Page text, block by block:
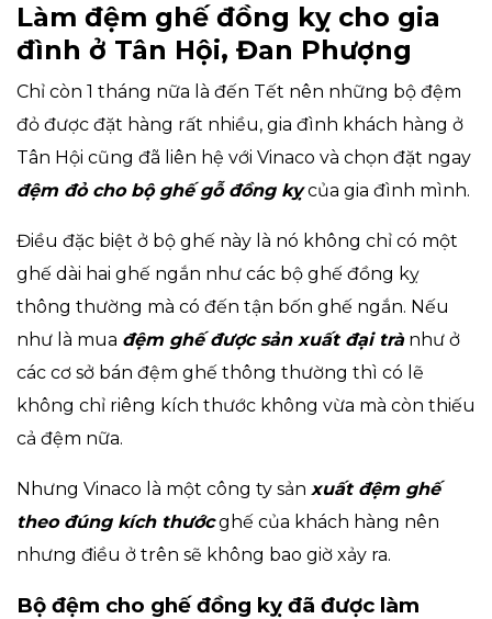
Làm đệm ghế đồng kỵ cho gia
đình ở Tân Hội, Đan Phượng
Chỉ còn 1 tháng nữa là đến Tết nên những bộ đệm
đỏ được đặt hàng rất nhiều, gia đình khách hàng ở
Tân Hội cũng đã liên hệ với Vinaco và chọn đặt ngay
đệm đỏ cho bộ ghế gỗ đồng kỵcủa gia đình mình.
Điều đặc biệt ở bộ ghế này là nó không chỉ có một
ghế dài hai ghế ngắn như các bộ ghế đồng kỵ
thông thường mà có đến tận bốn ghế ngắn. Nếu
như là mua đệm ghế được sản xuất đại trà như ở
các cơ sở bán đệm ghế thông thường thì có lẽ
không chỉ riêng kích thước không vừa mà còn thiếu
cả đệm nữa.
Nhưng Vinaco là một công ty sản xuất đệm ghế
theo đúng kích thướcghế của khách hàng nên
nhưng điều ở trên sẽ không bao giờ xảy ra.
Bộ đệm cho ghế đồng kỵ đã được làm